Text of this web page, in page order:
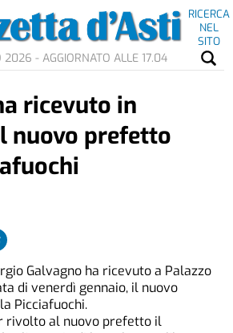
RICERCA
NEL
SITO
2026 - AGGIORNATO ALLE 17.04
ricevuto in
nuovo prefetto
Galvagno ha ricevuto a Palazzo
di venerdì gennaio, il nuovo
Picciafuochi.
rivolto al nuovo prefetto il